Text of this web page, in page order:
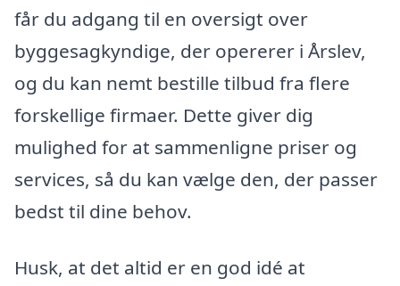
får du adgang til en oversigt over
byggesagkyndige, der opererer i Årslev,
og du kan nemt bestille tilbud fra flere
forskellige firmaer. Dette giver dig
mulighed for at sammenligne priser og
services, så du kan vælge den, der passer
bedst til dine behov.
Husk, at det altid er en god idé at